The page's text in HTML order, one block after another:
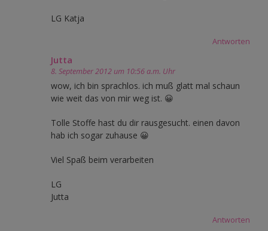
LG Katja
Antworten
Jutta
8. September 2012 um 10:56 a.m. Uhr
wow, ich bin sprachlos. ich muß glatt mal schaun
wie weit das von mir weg ist. 😀
Tolle Stoffe hast du dir rausgesucht. einen davon
hab ich sogar zuhause 😀
Viel Spaß beim verarbeiten
LG
Jutta
Antworten